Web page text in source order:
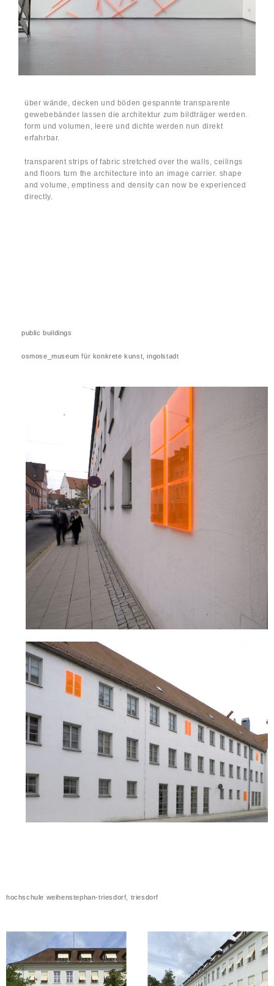
über wände, decken und böden gespannte transparente
gewebebänder lassen die architektur zum bildträger werden.
form und volumen, leere und dichte werden nun direkt
erfahrbar.
transparent strips of fabric stretched over the walls, ceilings
and floors turn the architecture into an image carrier. shape
and volume, emptiness and density can now be experienced
directly.
public buildings
osmose_museum für konkrete kunst, ingolstadt
hochschule weihenstephan-triesdorf, triesdorf